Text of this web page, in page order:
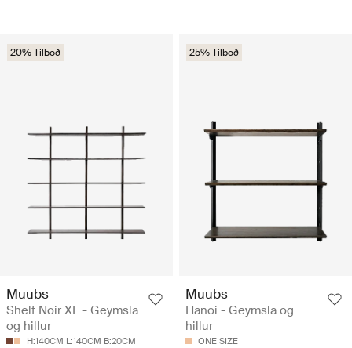
20% Tilboð
Muubs
Shelf Noir XL - Geymsla
og hillur
H:140CM L:140CM B:20CM
25% Tilboð
Muubs
Hanoi - Geymsla og
hillur
ONE SIZE